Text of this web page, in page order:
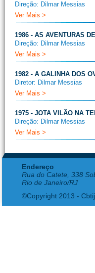
Direção: Dilmar Messias
Ver Mais >
1986 - AS AVENTURAS
Direção: Dilmar Messias
Ver Mais >
1982 - A GALINHA DOS
Diretor: Dilmar Messias
Ver Mais >
1975 - JOTA VILÃO NA
Direção: Dilmar Messias
Ver Mais >
Endereço
Rua do Catete, 338
Rio de Janeiro/RJ
©Copyright 2013 -